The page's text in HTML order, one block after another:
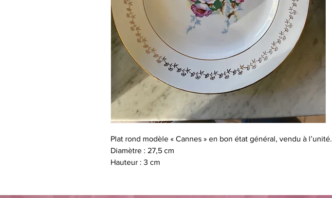
Plat rond modèle « Cannes » en bon état général, vendu à l’unité.
Diamètre : 27,5 cm
Hauteur : 3 cm